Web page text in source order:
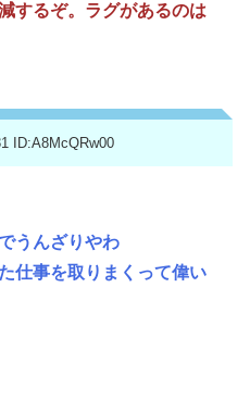
するぞ。ラグがあるのは
ID:A8McQRw00
うんざりやわ
仕事を取りまくって偉い